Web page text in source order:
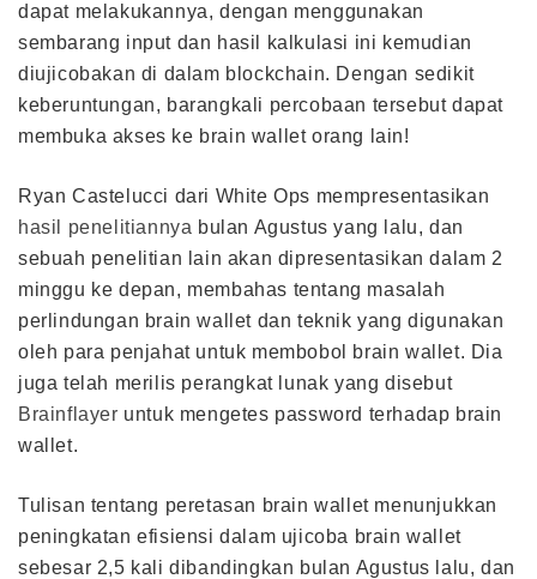
dapat melakukannya, dengan menggunakan
sembarang input dan hasil kalkulasi ini kemudian
diujicobakan di dalam blockchain. Dengan sedikit
keberuntungan, barangkali percobaan tersebut dapat
membuka akses ke brain wallet orang lain!
Ryan Castelucci dari White Ops mempresentasikan
hasil penelitiannya bulan Agustus yang lalu, dan
sebuah penelitian lain akan dipresentasikan dalam 2
minggu ke depan, membahas tentang masalah
perlindungan brain wallet dan teknik yang digunakan
oleh para penjahat untuk membobol brain wallet. Dia
juga telah merilis perangkat lunak yang disebut
Brainflayer untuk mengetes password terhadap brain
wallet.
Tulisan tentang peretasan brain wallet menunjukkan
peningkatan efisiensi dalam ujicoba brain wallet
sebesar 2,5 kali dibandingkan bulan Agustus lalu, dan